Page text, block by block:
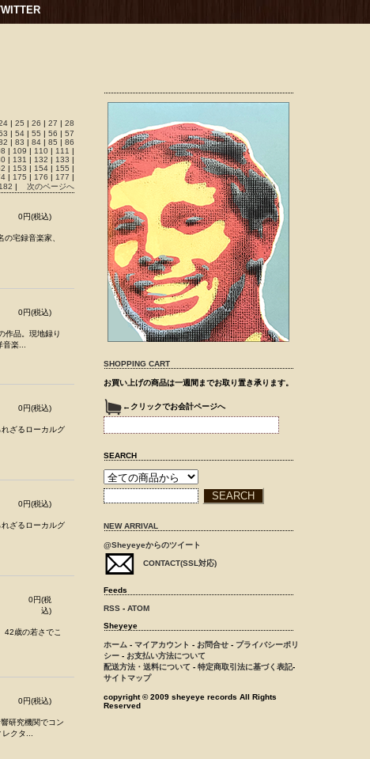
| 25 | 26 | 27 | 28
| 54 | 55 | 56 | 57
| 83 | 84 | 85 | 86
| 109 | 110 | 111 |
| 131 | 132 | 133 |
| 153 | 154 | 155 |
| 175 | 176 | 177 |
182 | 次のページへ
0円(税込)
宅録音楽家、
0円(税込)
作品。現地録り
楽...
0円(税込)
ざるローカルグ
0円(税込)
ざるローカルグ
0円(税
込)
42歳の若さでこ
0円(税込)
研究機関でコン
クタ...
SHOPPING CART
お買い上げの商品は一週間までお取り置き承ります。
←クリックでお会計ページへ
SEARCH
NEW ARRIVAL
@Sheyeyeからのツイート
CONTACT(SSL対応)
Feeds
RSS - ATOM
Sheyeye
ホーム - マイアカウント - お問合せ - プライバシーポリ
シー - お支払い方法について
配送方法・送料について - 特定商取引法に基づく表記-
サイトマップ
copyright © 2009 sheyeye records All Rights
Reserved